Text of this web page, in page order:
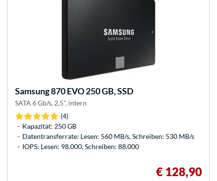
Samsung870 EVO 250 GB, SSD
SATA 6 Gb/s, 2,5", intern
(4)
Kapazität: 250 GB
Datentransferrate: Lesen: 560 MB/s, Schreiben: 530 MB/s
IOPS: Lesen: 98.000, Schreiben: 88.000
€ 128,90